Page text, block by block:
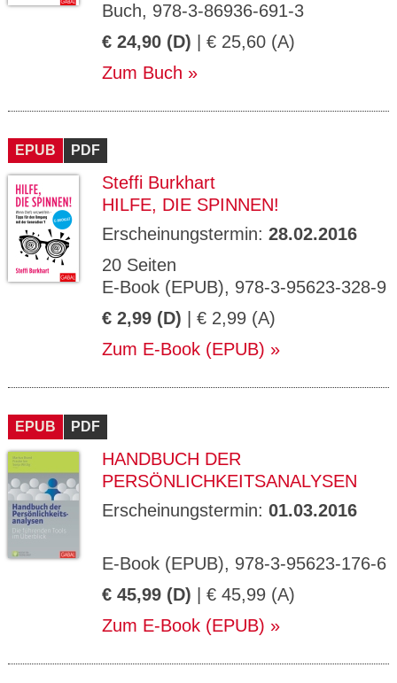
Buch, 978-3-86936-691-3
€ 24,90 (D) | € 25,60 (A)
Zum Buch
EPUB PDF
Steffi Burkhart
HILFE, DIE SPINNEN!
Erscheinungstermin: 28.02.2016
20 Seiten
E-Book (EPUB), 978-3-95623-328-9
€ 2,99 (D) | € 2,99 (A)
Zum E-Book (EPUB)
EPUB PDF
HANDBUCH DER
PERSÖNLICHKEITSANALYSEN
Erscheinungstermin: 01.03.2016
E-Book (EPUB), 978-3-95623-176-6
€ 45,99 (D) | € 45,99 (A)
Zum E-Book (EPUB)